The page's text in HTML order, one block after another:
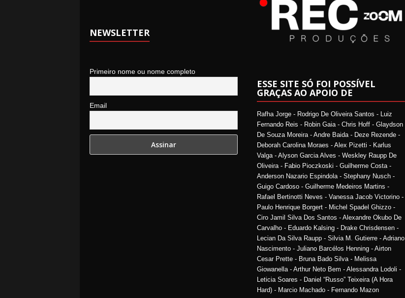
NEWSLETTER
Primeiro nome ou nome completo
Email
ESSE SITE SÓ FOI POSSÍVEL
GRAÇAS AO APOIO DE
Rafha Jorge - Rodrigo De Oliveira Santos - Luiz
Fernando Reis - Robin Gaia - Chris Hoff - Glaydson
De Souza Moreira - Andre Baida - Deze Rezende -
Deborah Carolina Moraes - Alex Pizetti - Karlus
Valga - Alyson Garcia Alves - Weskley Raupp De
Oliveira - Fabio Pioczkoski - Guilherme Costa -
Anderson Nazario Espindola - Stephany Nusch -
Guigo Cardoso - Guilherme Medeiros Martins -
Rafael Bertinotti Neves - Vanessa Jacob Victorino -
Paulo Henrique Borgert - Michel Spadel Ghizzo -
Ciro Jamil Silva Dos Santos - Alexandre Okubo De
Carvalho - Eduardo Kalsing - Drake Chrisdensen -
Lecian Da Silva Raupp - Silvia M. Gutierre - Adriano
Nascimento - Juliano Barcélos Henning - Airton
Cesar Prette - Bruna Bado Silva - Melissa
Giowanella - Arthur Neto Bem - Alessandra Lodoli -
Leticia Soares - Daniel “Russo” Teixeira (A Hora
Hard) - Marcio Machado - Fernando Mazon